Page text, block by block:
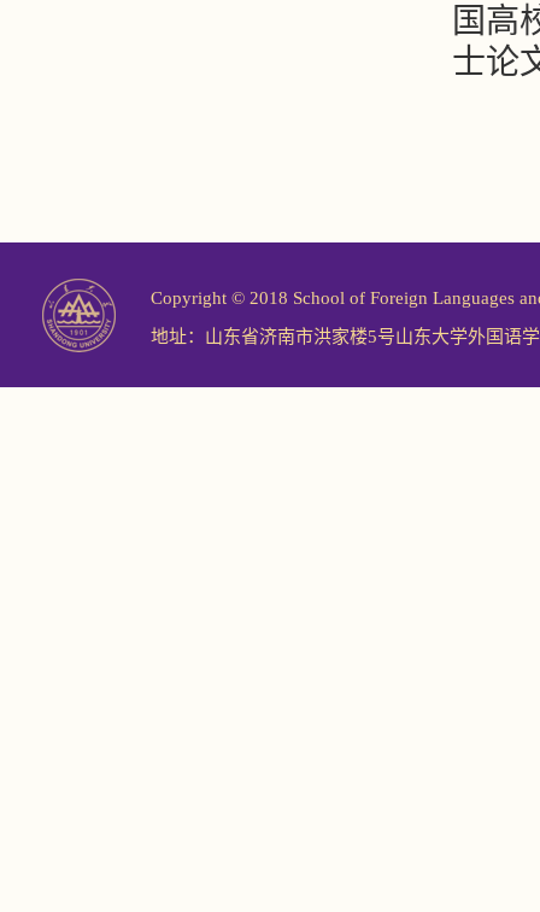
国高
士论
Copyright © 2018 School of Foreign Languages
地址：山东省济南市洪家楼5号山东大学外国语